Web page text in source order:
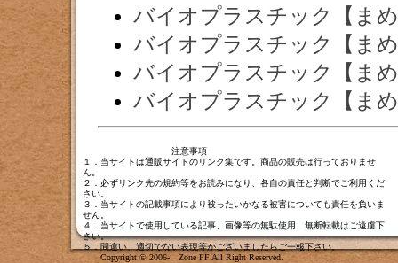
バイオプラスチック【ま
バイオプラスチック【ま
バイオプラスチック【ま
バイオプラスチック【ま
注意事項
１．当サイトは通販サイトのリンク集です。商品の販売は行っておりませ
ん。
２．必ずリンク先の規約等をお読みになり、各自の責任と判断でご利用くだ
さい。
３．当サイトの記載事項により被ったいかなる被害についても責任を負いま
せん。
４．当サイトで使用している記事、画像等の無駄使用、無断転載はご遠慮下
さい。
５．間違い、適切でない表現等がございましたら ご一報下さい
Copyright © 2006- Zone FF All Right Reserved.